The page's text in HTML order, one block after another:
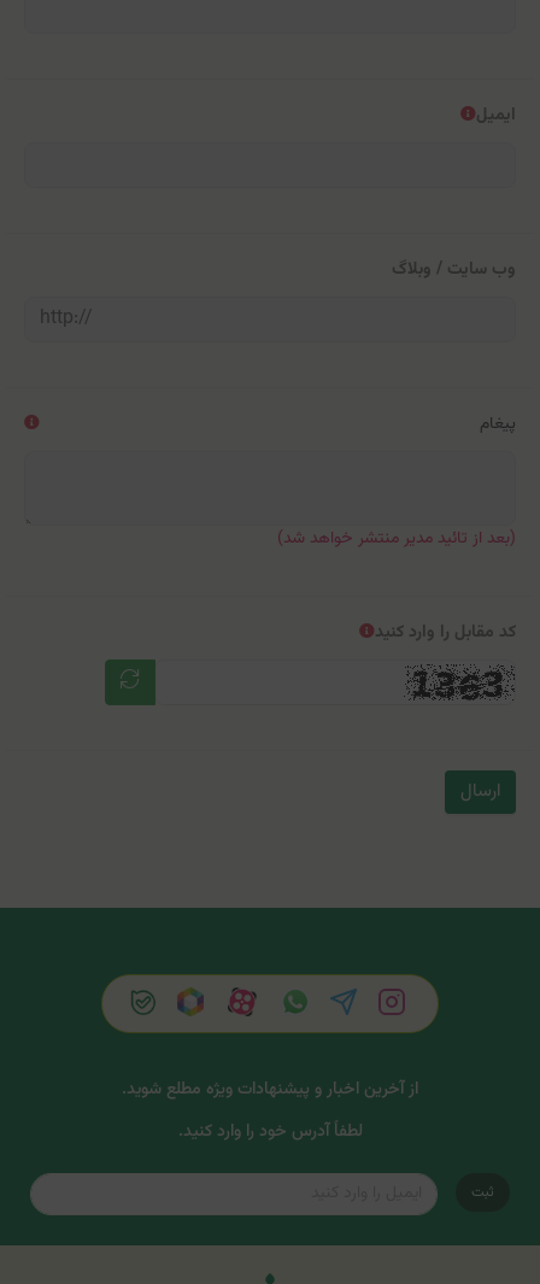
ایمیل
وب سایت / وبلاگ
پیغام
(بعد از تائید مدیر منتشر خواهد شد)
کد مقابل را وارد کنید
ارسال
از آخرین اخبار و پیشنهادات ویژه مطلع شوید.
لطفاً آدرس خود را وارد کنید.
ثبت